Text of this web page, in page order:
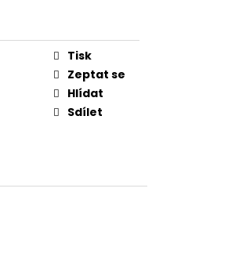
Tisk
Zeptat se
Hlídat
Sdílet